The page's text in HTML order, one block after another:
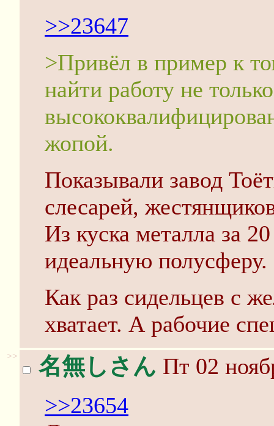
>>23647
>Привёл в пример к
найти работу не только
жопой.
Показывали завод
слесарей,
Из куска металла за
идеальную полусферу.
Как раз сидельцев с
хватает. А рабочие
>> 名無しさん Пт 02
>>23654